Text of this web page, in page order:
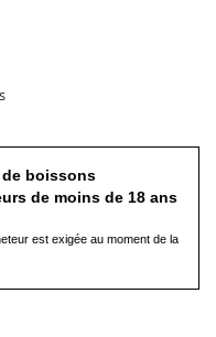
boissons
de moins de 18 ans
est exigée au moment de la